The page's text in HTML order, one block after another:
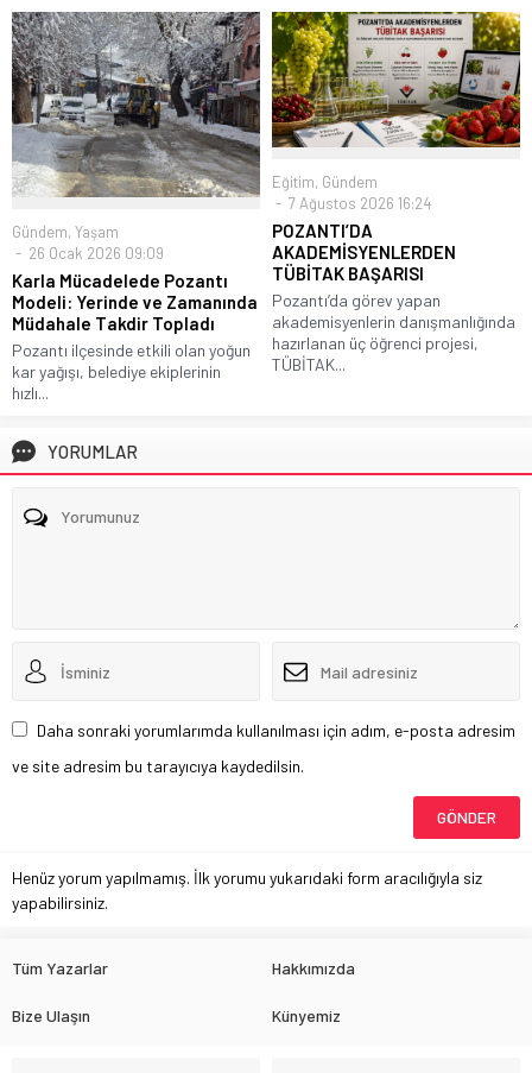
Gündem, Yaşam
26 Ocak 2026 09:09
Karla Mücadelede Pozantı
Modeli: Yerinde ve Zamanında
Müdahale Takdir Topladı
Pozantı ilçesinde etkili olan yoğun
kar yağışı, belediye ekiplerinin
hızlı...
Eğitim, Gündem
7 Ağustos 2026 16:24
POZANTI’DA
AKADEMİSYENLERDEN
TÜBİTAK BAŞARISI
Pozantı’da görev yapan
akademisyenlerin danışmanlığında
hazırlanan üç öğrenci projesi,
TÜBİTAK...
YORUMLAR
Daha sonraki yorumlarımda kullanılması için adım, e-posta adresim
ve site adresim bu tarayıcıya kaydedilsin.
Henüz yorum yapılmamış. İlk yorumu yukarıdaki form aracılığıyla siz
yapabilirsiniz.
Tüm Yazarlar Hakkımızda
Bize Ulaşın Künyemiz